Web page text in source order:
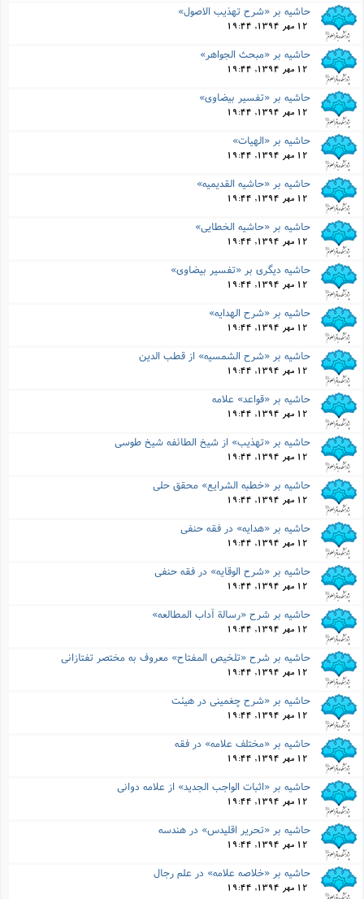
حاشیه بر «شرح تهذیب الاصول»
12 مهر 1394, 19:44
حاشیه بر «مبحث الجواهر»
12 مهر 1394, 19:44
حاشیه بر «تفسیر بیضاوى»
12 مهر 1394, 19:44
حاشیه بر «الهیات»
12 مهر 1394, 19:44
حاشیه بر «حاشیه القدیمیه»
12 مهر 1394, 19:44
حاشیه بر «حاشیه الخطایى»
12 مهر 1394, 19:44
حاشیه دیگرى بر «تفسیر بیضاوى»
12 مهر 1394, 19:44
حاشیه بر «شرح الهدایه»
12 مهر 1394, 19:44
حاشیه بر «شرح الشمسیه» از قطب الدین
12 مهر 1394, 19:44
حاشیه بر «قواعد» علامه
12 مهر 1394, 19:44
حاشیه بر «تهذیب» از شیخ الطائفه شیخ طوسى
12 مهر 1394, 19:44
حاشیه بر «خطبه الشرایع» محقق حلى
12 مهر 1394, 19:44
حاشیه بر «هدایه» در فقه حنفى
12 مهر 1394, 19:44
حاشیه بر «شرح الوقایه» در فقه حنفى
12 مهر 1394, 19:44
حاشیه بر شرح «رسالة آداب المطالعه»
12 مهر 1394, 19:44
حاشیه بر شرح «تلخیص المفتاح» معروف به مختصر تفتازانى
12 مهر 1394, 19:44
حاشیه بر «شرح چغمینى در هیئت
12 مهر 1394, 19:44
حاشیه بر «مختلف علامه» در فقه
12 مهر 1394, 19:44
حاشیه بر «اثبات الواجب الجدید» از علامه دوانى
12 مهر 1394, 19:44
حاشیه بر «تحریر اقلیدس» در هندسه
12 مهر 1394, 19:44
حاشیه بر «خلاصه علامه» در علم رجال
12 مهر 1394, 19:44